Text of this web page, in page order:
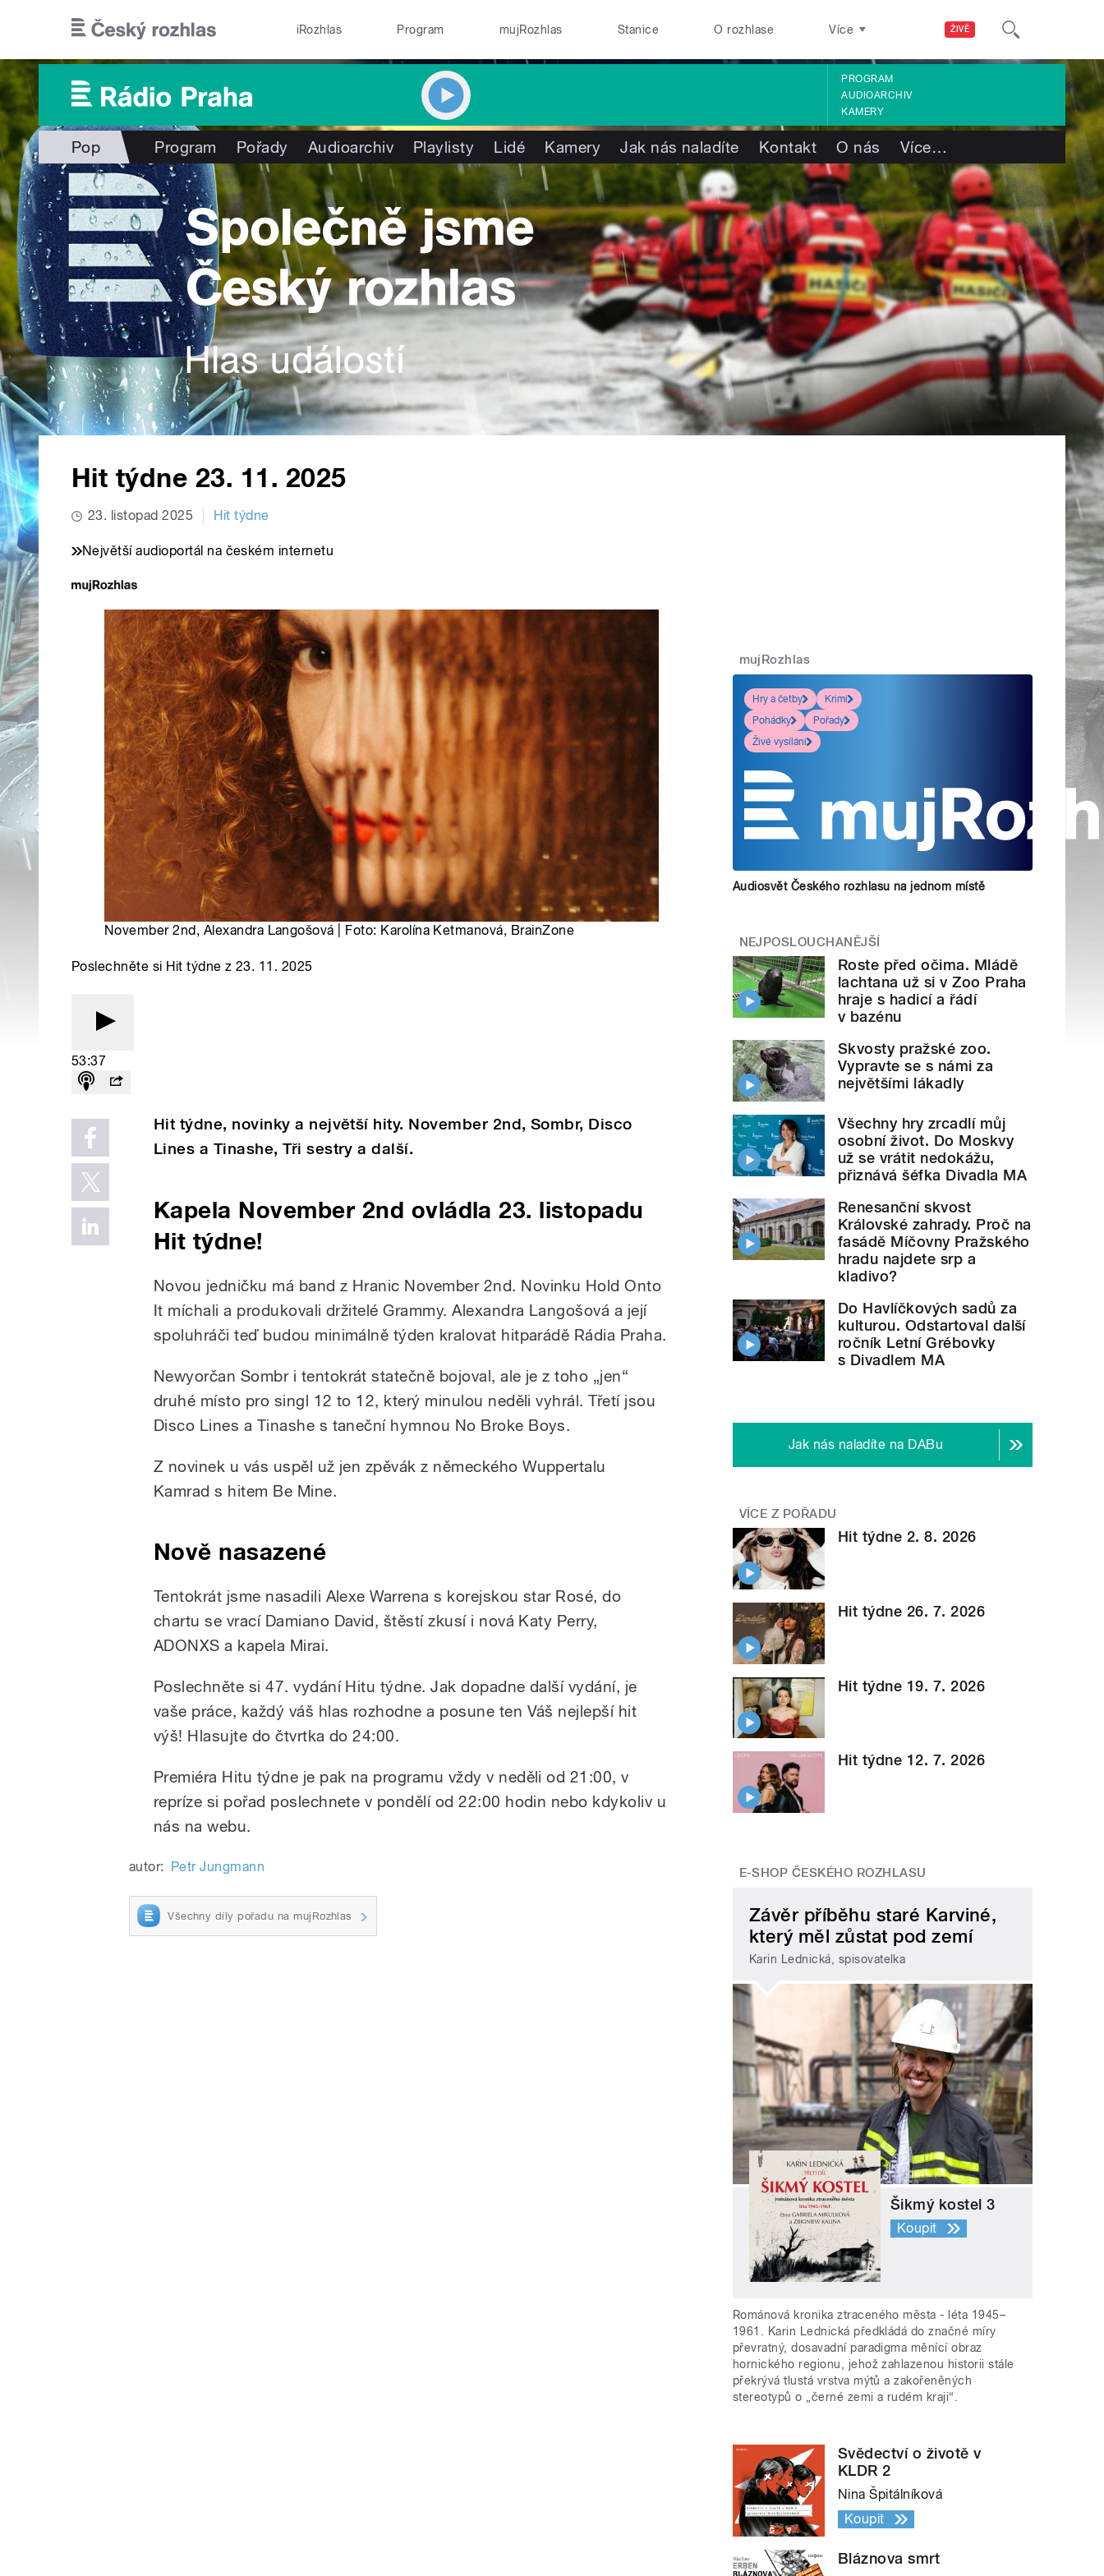
ŽIVĚ
iRozhlas Program mujRozhlas Stanice O rozhlase Více
PROGRAM
AUDIOARCHIV
KAMERY
Pop Program Pořady Audioarchiv Playlisty Lidé Kamery Jak nás naladíte Kontakt O nás Více…
Hit týdne 23. 11. 2025
23. listopad 2025 Hit týdne
Největší audioportál na českém internetu
November 2nd, Alexandra Langošová | Foto: Karolína Ketmanová, BrainZone
Poslechněte si Hit týdne z 23. 11. 2025
53:37
Hit týdne, novinky a největší hity. November 2nd, Sombr, Disco
Lines a Tinashe, Tři sestry a další.
Kapela November 2nd ovládla 23. listopadu
Hit týdne!
Novou jedničku má band z Hranic November 2nd. Novinku Hold Onto
It míchali a produkovali držitelé Grammy. Alexandra Langošová a její
spoluhráči teď budou minimálně týden kralovat hitparádě Rádia Praha.
Newyorčan Sombr i tentokrát statečně bojoval, ale je z toho „jen“
druhé místo pro singl 12 to 12, který minulou neděli vyhrál. Třetí jsou
Disco Lines a Tinashe s taneční hymnou No Broke Boys.
Z novinek u vás uspěl už jen zpěvák z německého Wuppertalu
Kamrad s hitem Be Mine.
Nově nasazené
Tentokrát jsme nasadili Alexe Warrena s korejskou star Rosé, do
chartu se vrací Damiano David, štěstí zkusí i nová Katy Perry,
ADONXS a kapela Mirai.
Poslechněte si 47. vydání Hitu týdne. Jak dopadne další vydání, je
vaše práce, každý váš hlas rozhodne a posune ten Váš nejlepší hit
výš! Hlasujte do čtvrtka do 24:00.
Premiéra Hitu týdne je pak na programu vždy v neděli od 21:00, v
repríze si pořad poslechnete v pondělí od 22:00 hodin nebo kdykoliv u
nás na webu.
autor: Petr Jungmann
Všechny díly pořadu na mujRozhlas
mujRozhlas
Hry a četby
Krimi
Pohádky
Pořady
Živé vysílání
Audiosvět Českého rozhlasu na jednom místě
NEJPOSLOUCHANĚJŠÍ
Roste před očima. Mládě
lachtana už si v Zoo Praha
hraje s hadicí a řádí
v bazénu
Skvosty pražské zoo.
Vypravte se s námi za
největšími lákadly
Všechny hry zrcadlí můj
osobní život. Do Moskvy
už se vrátit nedokážu,
přiznává šéfka Divadla MA
Renesanční skvost
Královské zahrady. Proč na
fasádě Míčovny Pražského
hradu najdete srp a
kladivo?
Do Havlíčkových sadů za
kulturou. Odstartoval další
ročník Letní Grébovky
s Divadlem MA
Jak nás naladíte na DABu
VÍCE Z POŘADU
Hit týdne 2. 8. 2026
Hit týdne 26. 7. 2026
Hit týdne 19. 7. 2026
Hit týdne 12. 7. 2026
E-SHOP ČESKÉHO ROZHLASU
Závěr příběhu staré Karviné,
který měl zůstat pod zemí
Karin Lednická, spisovatelka
Šikmý kostel 3
Koupit
Románová kronika ztraceného města - léta 1945–
1961. Karin Lednická předkládá do značné míry
převratný, dosavadní paradigma měnící obraz
hornického regionu, jehož zahlazenou historii stále
překrývá tlustá vrstva mýtů a zakořeněných
stereotypů o „černé zemi a rudém kraji“.
Svědectví o životě v
KLDR 2
Nina Špitálníková
Koupit
Bláznova smrt